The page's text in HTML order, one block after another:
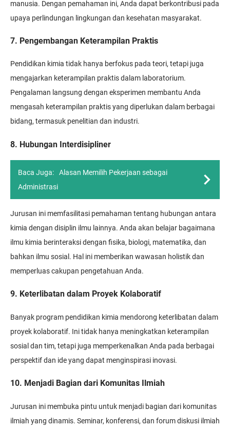
manusia. Dengan pemahaman ini, Anda dapat berkontribusi pada
upaya perlindungan lingkungan dan kesehatan masyarakat.
7. Pengembangan Keterampilan Praktis
Pendidikan kimia tidak hanya berfokus pada teori, tetapi juga
mengajarkan keterampilan praktis dalam laboratorium.
Pengalaman langsung dengan eksperimen membantu Anda
mengasah keterampilan praktis yang diperlukan dalam berbagai
bidang, termasuk penelitian dan industri.
8. Hubungan Interdisipliner
Baca Juga:
Alasan Memilih Pekerjaan sebagai
Administrasi
Jurusan ini memfasilitasi pemahaman tentang hubungan antara
kimia dengan disiplin ilmu lainnya. Anda akan belajar bagaimana
ilmu kimia berinteraksi dengan fisika, biologi, matematika, dan
bahkan ilmu sosial. Hal ini memberikan wawasan holistik dan
memperluas cakupan pengetahuan Anda.
9. Keterlibatan dalam Proyek Kolaboratif
Banyak program pendidikan kimia mendorong keterlibatan dalam
proyek kolaboratif. Ini tidak hanya meningkatkan keterampilan
sosial dan tim, tetapi juga memperkenalkan Anda pada berbagai
perspektif dan ide yang dapat menginspirasi inovasi.
10. Menjadi Bagian dari Komunitas Ilmiah
Jurusan ini membuka pintu untuk menjadi bagian dari komunitas
ilmiah yang dinamis. Seminar, konferensi, dan forum diskusi ilmiah